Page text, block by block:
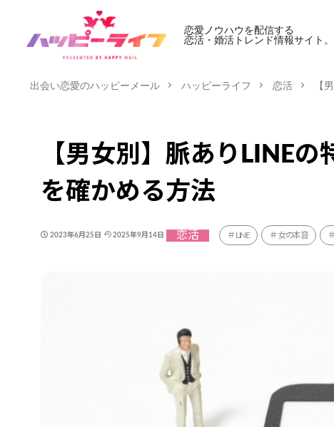
恋愛ノウハウを配信する
恋活・婚活トレンド情報サイト。
出会い恋愛のハッピーメール ハッピーライフ 恋活 【
【男女別】脈ありLINE
を確かめる方法
2023年6月25日 2025年9月14日 恋活 LINE 女の本音